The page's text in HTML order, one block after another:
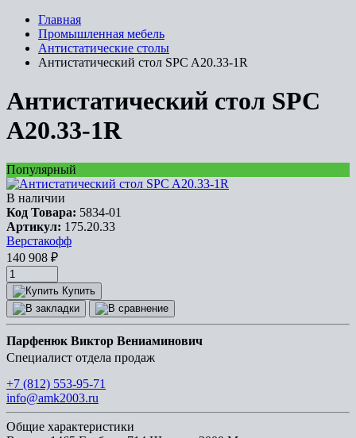
Главная
Промышленная мебель
Антистатические столы
Антистатический стол SPC A20.33-1R
Антистатический стол SPC
A20.33-1R
Популярный
В наличии
Код Товара: 5834-01
Артикул: 175.20.33
Верстакофф
140 908 ₽
Купить
Парфенюк Виктор Вениаминович
Специалист отдела продаж
+7 (812) 553-95-71
info@amk2003.ru
Общие характеристики